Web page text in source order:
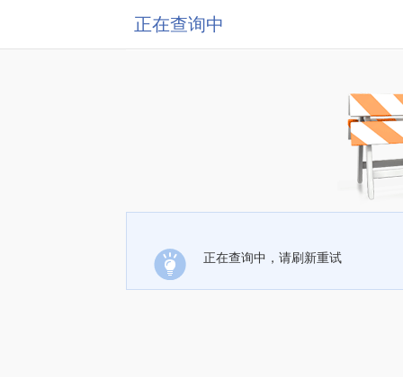
正在查询中
正在查询中，请刷新重试